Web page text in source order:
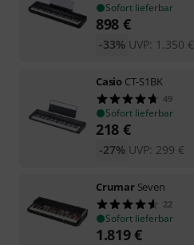
Sofort lieferbar
898 €
UVP: 1.350 €
-33%
Casio CT-S1BK
49
Sofort lieferbar
218 €
UVP: 299 €
-27%
Crumar Seven
22
Sofort lieferbar
1.819€